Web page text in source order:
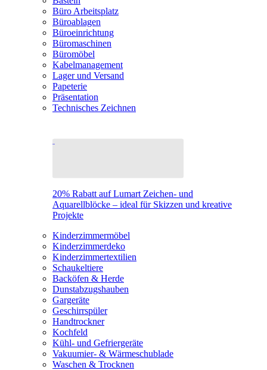
Büro Arbeitsplatz
Büroablagen
Büroeinrichtung
Büromaschinen
Büromöbel
Kabelmanagement
Lager und Versand
Papeterie
Präsentation
Technisches Zeichnen
20% Rabatt auf Lumart Zeichen- und
Aquarellblöcke – ideal für Skizzen und kreative
Projekte
Kinderzimmermöbel
Kinderzimmerdeko
Kinderzimmertextilien
Schaukeltiere
Backöfen & Herde
Dunstabzugshauben
Gargeräte
Geschirrspüler
Handtrockner
Kochfeld
Kühl- und Gefriergeräte
Vakuumier- & Wärmeschublade
Waschen & Trocknen